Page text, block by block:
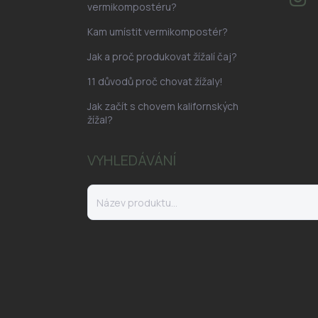
vermikompostéru?
Kam umístit vermikompostér?
Jak a proč produkovat žížalí čaj?
11 důvodů proč chovat žížaly!
Jak začít s chovem kalifornských
žížal?
VYHLEDÁVÁNÍ